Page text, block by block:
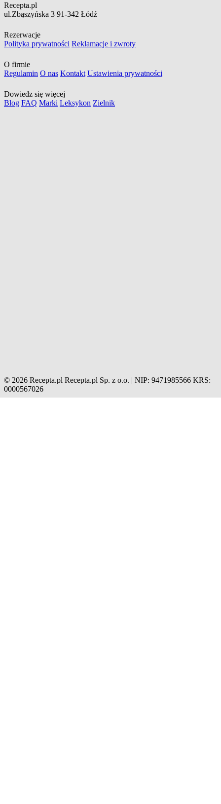
Recepta.pl
ul.Zbąszyńska 3 91-342 Łódź
Rezerwacje
Polityka prywatności Reklamacje i zwroty
O firmie
Regulamin O nas Kontakt Ustawienia prywatności
Dowiedz się więcej
Blog FAQ Marki Leksykon Zielnik
© 2026 Recepta.pl Recepta.pl Sp. z o.o. | NIP: 9471985566 KRS:
0000567026